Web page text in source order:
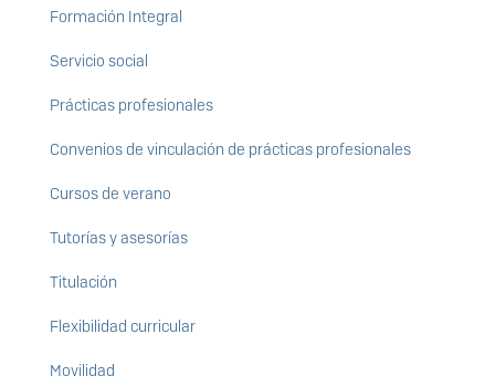
Formación Integral
Servicio social
Prácticas profesionales
Convenios de vinculación de prácticas profesionales
Cursos de verano
Tutorías y asesorías
Titulación
Flexibilidad curricular
Movilidad